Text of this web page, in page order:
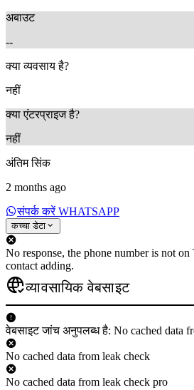
अबाउट
--
क्या व्यवसाय है?
नहीं
क्या एंटरप्राइज है?
नहीं
अंतिम सिंक
2 months ago
संपर्क करें WHATSAPP
कच्चा डेटा
No response, the phone number is not on
contact adding.
व्यावसायिक वेबसाइट
वेबसाइट जांच अनुपलब्ध है: No cached data
No cached data from leak check
No cached data from leak check pro